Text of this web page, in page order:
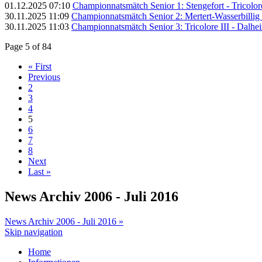
01.12.2025 07:10 Championnatsmätch Senior 1: Stengefort -
30.11.2025 11:09 Championnatsmätch Senior 2: Mertert-
30.11.2025 11:03 Championnatsmätch Senior 3: Tricolore III -
Page 5 of 84
« First
Previous
2
3
4
5
6
7
8
Next
Last »
News Archiv 2006 - Juli 2016
News Archiv 2006 - Juli 2016 »
Skip navigation
Home